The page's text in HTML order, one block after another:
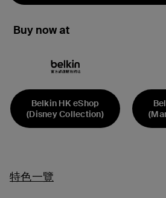
Buy now at
Belkin HK eShop
(Disney Collection)
特色一覽